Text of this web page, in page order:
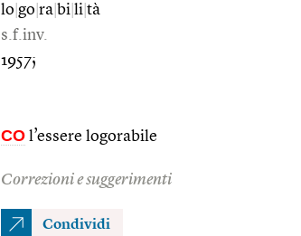
lo go ra bi li tà
s.f.inv.
1957;
CO l’essere logorabile
Correzioni e suggerimenti
Condividi